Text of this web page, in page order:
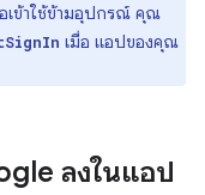
เข้าใช้ข้ามอุปกรณ์ คุณ
เมื่อ แอปของคุณ
ลงในแอป